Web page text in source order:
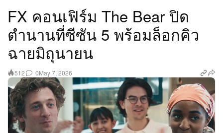
FX คอนเฟิร์ม The Bear ปิด
ตำนานที่ซีซัน 5 พร้อมล็อกคิว
ฉายมิถุนายน
512 0May 7, 2026